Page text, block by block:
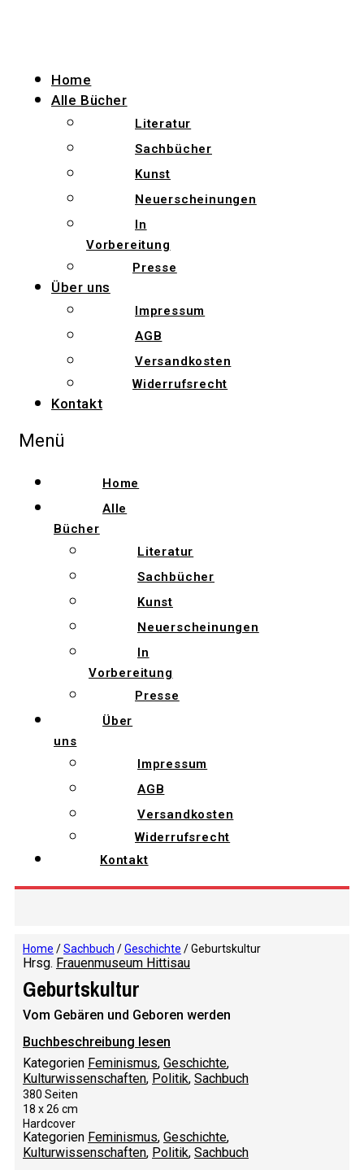
Home
Alle Bücher
Literatur
Sachbücher
Kunst
Neuerscheinungen
In
Vorbereitung
Presse
Über uns
Impressum
AGB
Versandkosten
Widerrufsrecht
Kontakt
Menü
Home
Alle
Bücher
Literatur
Sachbücher
Kunst
Neuerscheinungen
In
Vorbereitung
Presse
Über
uns
Impressum
AGB
Versandkosten
Widerrufsrecht
Kontakt
Home /Sachbuch /Geschichte / Geburtskultur
Hrsg. Frauenmuseum Hittisau
Geburtskultur
Vom Gebären und Geboren werden
Buchbeschreibung lesen
Kategorien Feminismus, Geschichte,
Kulturwissenschaften, Politik, Sachbuch
380 Seiten
18 x 26 cm
Hardcover
Kategorien Feminismus, Geschichte,
Kulturwissenschaften, Politik, Sachbuch